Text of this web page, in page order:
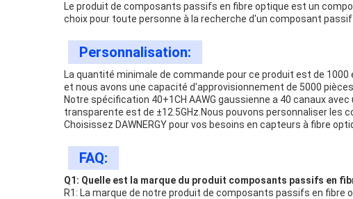
Le produit de composants passifs en fibre optique est un
choix pour toute personne à la recherche d'un composant
Personnalisation:
La quantité minimale de commande pour ce produit est de
et nous avons une capacité d'approvisionnement de 5000
Notre spécification 40+1CH AAWG gaussienne a 40 canaux
transparente est de ±12.5GHz.Nous pouvons personnaliser les
Choisissez DAWNERGY pour vos besoins en capteurs à fibre
FAQ:
Q1: Quelle est la marque du produit composants passifs en
R1: La marque de notre produit de composants passifs en fibre